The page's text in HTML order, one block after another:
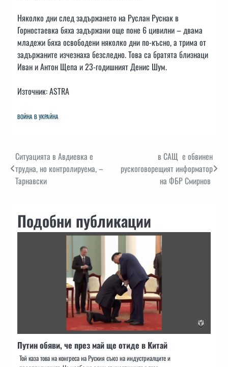
Няколко дни след задържането на Руслан Руснак в
Горностаевка бяха задържани още поне 6 цивилни – двама
младежи бяха освободени няколко дни по-късно, а трима от
задържаните изчезнаха безследно. Това са братята близнаци
Иван и Антон Щепа и 23-годишният Денис Шум.
Източник: ASTRA
ВОЙНА В УКРАЙНА
Навигация
Ситуацията в Авдиевка е
трудна, но контролируема, –
Тарнавски
в САЩ е обвинен
рускоговорещият информатор
на ФБР Смирнов
Подобни публикации
Путин обяви, че през май ще отиде в Китай
Той каза това на конгреса на Руския съюз на индустриалците и